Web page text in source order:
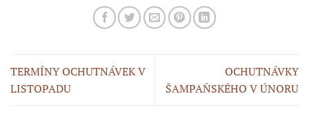
TERMÍNY OCHUTNÁVEK V
LISTOPADU
OCHUTNÁVKY
ŠAMPAŇSKÉHO V ÚNORU